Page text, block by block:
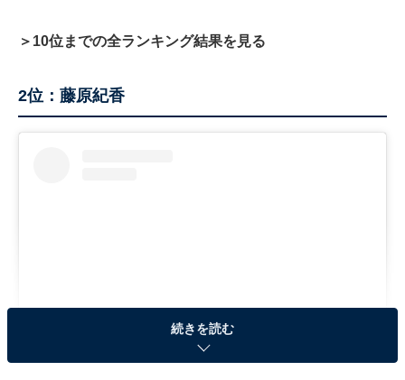
＞10位までの全ランキング結果を見る
2位：藤原紀香
続きを読む